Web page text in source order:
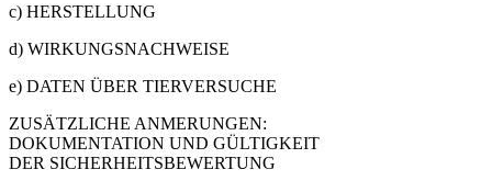
c) HERSTELLUNG
d) WIRKUNGSNACHWEISE
e) DATEN ÜBER TIERVERSUCHE
ZUSÄTZLICHE ANMERUNGEN:
DOKUMENTATION UND GÜLTIGKEIT
DER SICHERHEITSBEWERTUNG